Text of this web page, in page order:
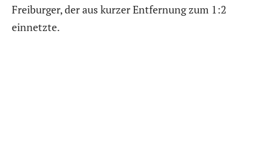
Freiburger, der aus kurzer Entfernung zum 1:2
einnetzte.